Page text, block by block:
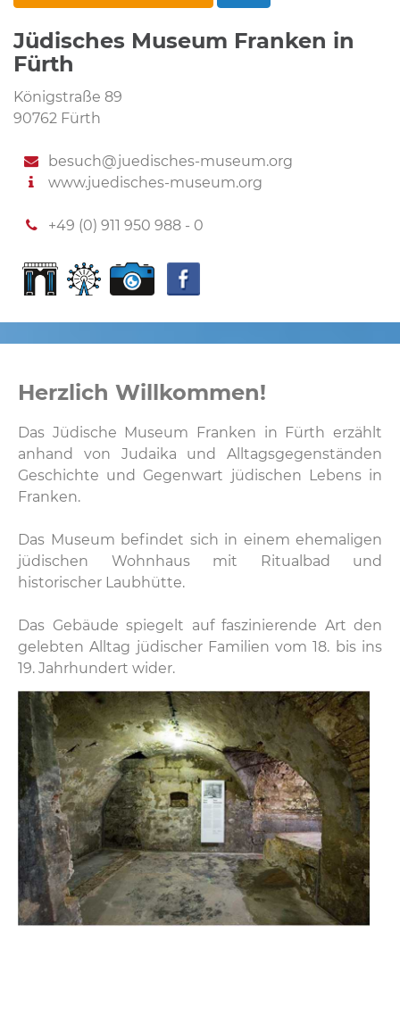
Jüdisches Museum Franken in
Fürth
Königstraße 89
90762 Fürth
besuch@juedisches-museum.org
www.juedisches-museum.org
+49 (0) 911 950 988 - 0
Herzlich Willkommen!
Das Jüdische Museum Franken in Fürth erzählt
anhand von Judaika und Alltagsgegenständen
Geschichte und Gegenwart jüdischen Lebens in
Franken.
Das Museum befindet sich in einem ehemaligen
jüdischen Wohnhaus mit Ritualbad und
historischer Laubhütte.
Das Gebäude spiegelt auf faszinierende Art den
gelebten Alltag jüdischer Familien vom 18. bis ins
19. Jahrhundert wider.